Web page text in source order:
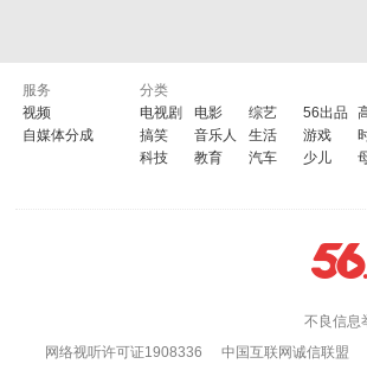
服务
视频
自媒体分成
分类
电视剧
电影 综艺 56出品
搞笑
音乐人 生活 游戏
科技
教育 汽车 少儿
不良信息
网络视听许可证1908336
中国互联网诚信联盟